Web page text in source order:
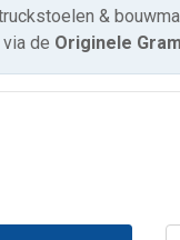
&
de Originele